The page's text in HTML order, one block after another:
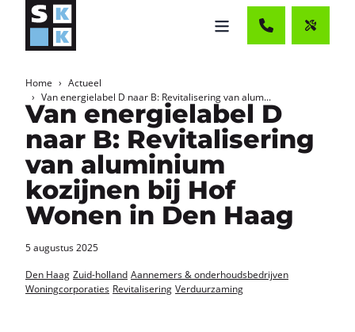
Home
Actueel
Van energielabel D naar B: Revitalisering van alum...
Van energielabel D
naar B: Revitalisering
van aluminium
kozijnen bij Hof
Wonen in Den Haag
5 augustus 2025
Den Haag Zuid-holland Aannemers & onderhoudsbedrijven
Woningcorporaties Revitalisering Verduurzaming